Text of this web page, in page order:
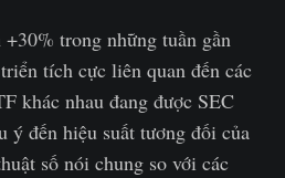
trong những tuần gần
tích cực liên quan đến các
khác nhau đang được SEC
ý đến hiệu suất tương đối của
số nói chung so với các